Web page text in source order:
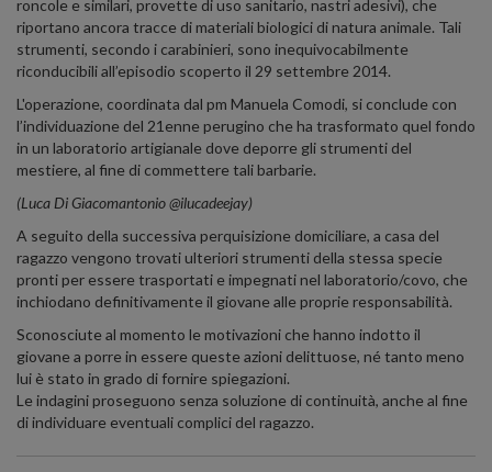
roncole e similari, provette di uso sanitario, nastri adesivi), che
riportano ancora tracce di materiali biologici di natura animale. Tali
strumenti, secondo i carabinieri, sono inequivocabilmente
riconducibili all’episodio scoperto il 29 settembre 2014.
L'operazione, coordinata dal pm Manuela Comodi, si conclude con
l’individuazione del 21enne perugino che ha trasformato quel fondo
in un laboratorio artigianale dove deporre gli strumenti del
mestiere, al fine di commettere tali barbarie.
(Luca Di Giacomantonio @ilucadeejay)
A seguito della successiva perquisizione domiciliare, a casa del
ragazzo vengono trovati ulteriori strumenti della stessa specie
pronti per essere trasportati e impegnati nel laboratorio/covo, che
inchiodano definitivamente il giovane alle proprie responsabilità.
Sconosciute al momento le motivazioni che hanno indotto il
giovane a porre in essere queste azioni delittuose, né tanto meno
lui è stato in grado di fornire spiegazioni.
Le indagini proseguono senza soluzione di continuità, anche al fine
di individuare eventuali complici del ragazzo.